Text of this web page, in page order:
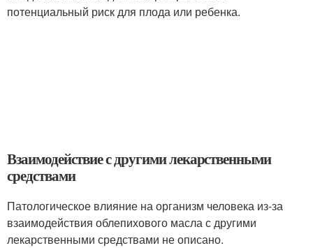
потенциальный риск для плода или ребенка.
Взаимодействие с другими лекарственными
средствами
Патологическое влияние на организм человека из-за
взаимодействия облепихового масла с другими
лекарственными средствами не описано.